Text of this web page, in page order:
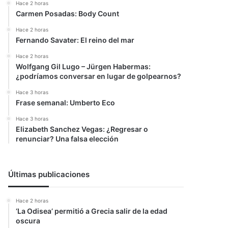
Hace 2 horas
Carmen Posadas: Body Count
Hace 2 horas
Fernando Savater: El reino del mar
Hace 2 horas
Wolfgang Gil Lugo – Jürgen Habermas:
¿podríamos conversar en lugar de golpearnos?
Hace 3 horas
Frase semanal: Umberto Eco
Hace 3 horas
Elizabeth Sanchez Vegas: ¿Regresar o
renunciar? Una falsa elección
Últimas publicaciones
Hace 2 horas
‘La Odisea’ permitió a Grecia salir de la edad
oscura